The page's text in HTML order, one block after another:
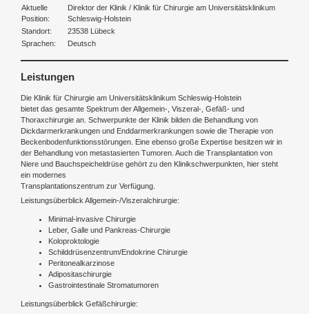
Aktuelle
Position:
Direktor der Klinik / Klinik für Chirurgie am Universitätsklinikum
Schleswig-Holstein
Standort:
23538 Lübeck
Sprachen:
Deutsch
Leistungen
Die Klinik für Chirurgie am Universitätsklinikum Schleswig-Holstein
bietet das gesamte Spektrum der Allgemein-, Viszeral-, Gefäß- und
Thoraxchirurgie an. Schwerpunkte der Klinik bilden die Behandlung von
Dickdarmerkrankungen und Enddarmerkrankungen sowie die Therapie von
Beckenbodenfunktionsstörungen. Eine ebenso große Expertise besitzen wir in
der Behandlung von metastasierten Tumoren. Auch die Transplantation von
Niere und Bauchspeicheldrüse gehört zu den Klinikschwerpunkten, hier steht
ein modernes
Transplantationszentrum zur Verfügung.
Leistungsüberblick Allgemein-/Viszeralchirurgie:
Minimal-invasive Chirurgie
Leber, Galle und Pankreas-Chirurgie
Koloproktologie
Schilddrüsenzentrum/Endokrine Chirurgie
Peritonealkarzinose
Adipositaschirurgie
Gastrointestinale Stromatumoren
Leistungsüberblick Gefäßchirurgie: